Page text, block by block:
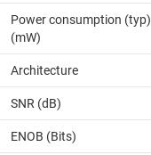
Power consumption (typ)
(mW)
Architecture
SNR (dB)
ENOB (Bits)